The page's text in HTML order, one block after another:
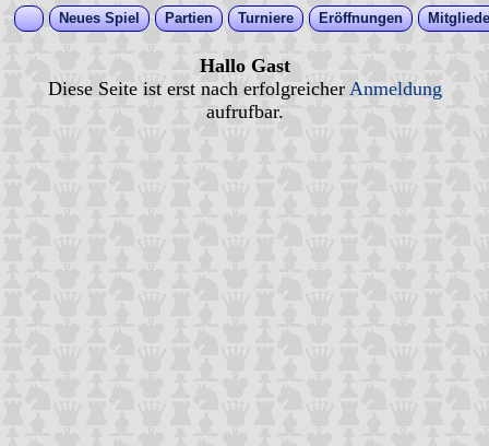
Neues Spiel Partien Turniere Eröffnungen
Hallo Gast
Diese Seite ist erst nach erfolgreicher Anmeldung
aufrufbar.